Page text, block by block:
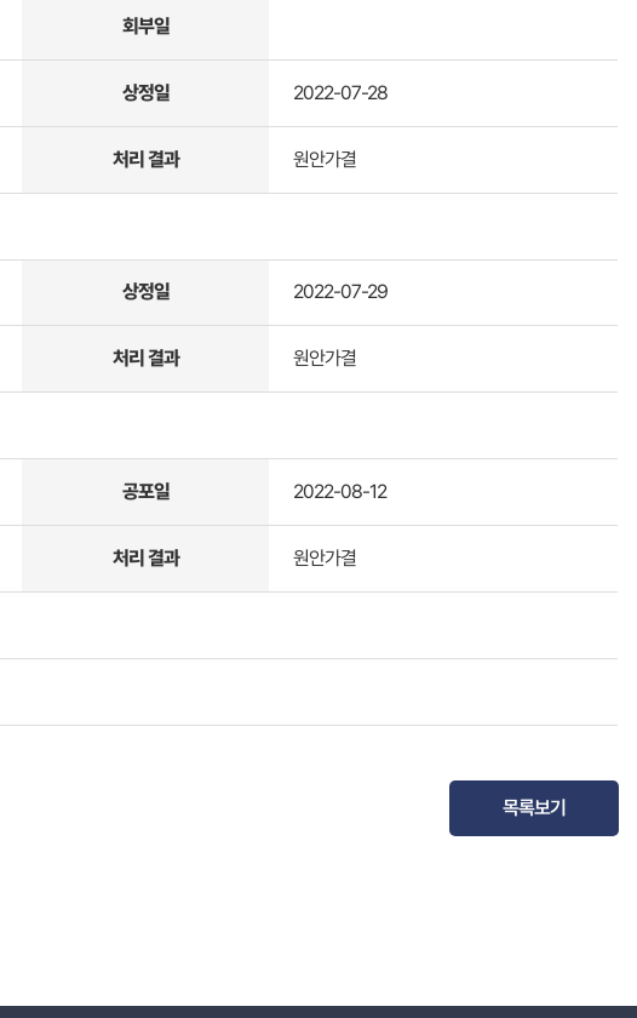
회부일
상정일 2022-07-28
처리 결과 원안가결
상정일 2022-07-29
처리 결과 원안가결
공포일 2022-08-12
처리 결과 원안가결
목록보기